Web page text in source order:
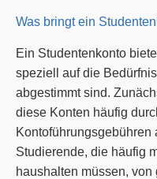
Was bringt ein
Ein Studentenkonto
speziell auf die
abgestimmt sind.
diese Konten häufig
Kontoführungsgebühren
Studierende, die häufig
haushalten müssen,